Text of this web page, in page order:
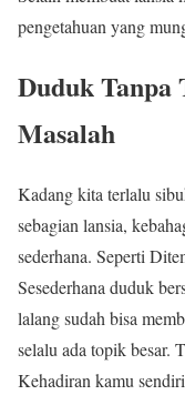
pengetahuan yang
Duduk Tanpa
Masalah
Kadang kita terlalu
sebagian lansia,
sederhana. Seperti
Sesederhana duduk
lalang sudah bisa
selalu ada topik besar.
Kehadiran kamu